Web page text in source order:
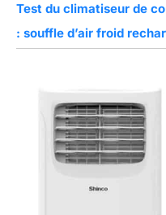
Test du climatiseur de
: souffle d’air froid